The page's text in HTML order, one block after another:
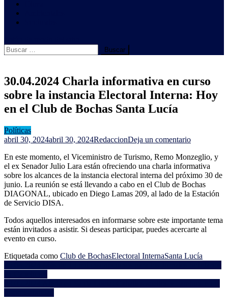
Buscar:
30.04.2024 Charla informativa en curso
sobre la instancia Electoral Interna: Hoy
en el Club de Bochas Santa Lucía
Políticas
abril 30, 2024abril 30, 2024RedaccionDeja un comentarioen
Charla
informativa
en
curso
sobre
Electoral
Interna:
el
Club
Bochas
En este momento, el Viceministro de Turismo, Remo Monzeglio, y
el ex Senador Julio Lara están ofreciendo una charla informativa
sobre los alcances de la instancia electoral interna del próximo 30 de
junio. La reunión se está llevando a cabo en el Club de Bochas
DIAGONAL, ubicado en Diego Lamas 209, al lado de la Estación
de Servicio DISA.
Todos aquellos interesados en informarse sobre este importante tema
están invitados a asistir. Si deseas participar, puedes acercarte al
evento en curso.
Etiquetada como Club de BochasElectoral InternaSanta Lucía
Navegación
de
entradas